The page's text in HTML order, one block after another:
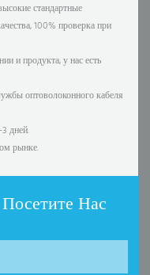
стандартные
100% проверка при
и продукта, у нас есть
оптоволоконного кабеля
дней.
рынке.
Нас